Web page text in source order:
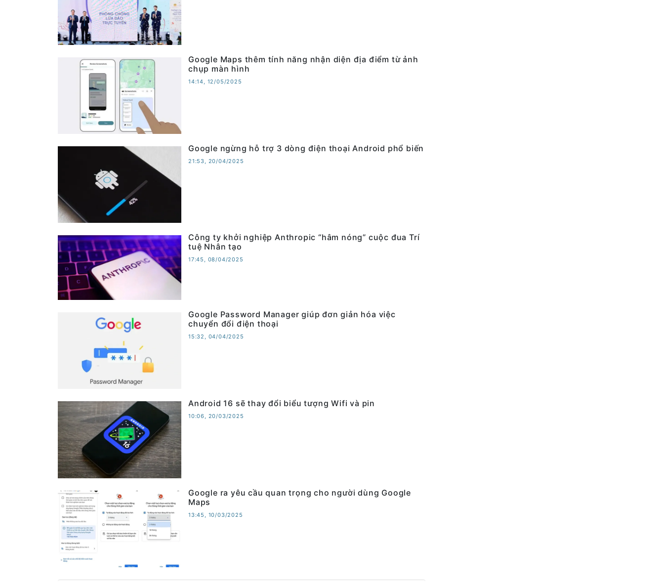
Google Maps thêm tính năng nhận diện địa điểm từ ảnh
chụp màn hình
14:14, 12/05/2025
Google ngừng hỗ trợ 3 dòng điện thoại Android phổ biến
21:53, 20/04/2025
Công ty khởi nghiệp Anthropic “hâm nóng” cuộc đua Trí
tuệ Nhân tạo
17:45, 08/04/2025
Google Password Manager giúp đơn giản hóa việc
chuyển đổi điện thoại
15:32, 04/04/2025
Android 16 sẽ thay đổi biểu tượng Wifi và pin
10:06, 20/03/2025
Google ra yêu cầu quan trọng cho người dùng Google
Maps
13:45, 10/03/2025